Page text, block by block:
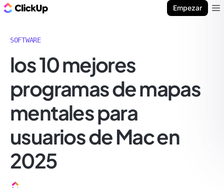
Empezar
SOFTWARE
los 10 mejores
programas de mapas
mentales para
usuarios de Mac en
2025